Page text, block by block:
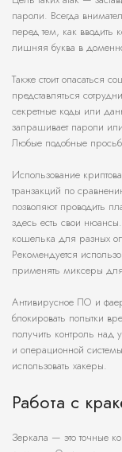
пароли. Всегда
перед тем, как
лишняя буква в
Также стоит опасаться
представляться
секретные коды или
запрашивает пароли
Любые подобные
Использование
транзакций по
позволяют проводить
здесь есть свои
кошелька для разных
Рекомендуется
применять миксеры
Антивирусное ПО и
блокировать попытки
получить контроль над
и операционной
использовать хакеры.
Работа с
Зеркала — это точные